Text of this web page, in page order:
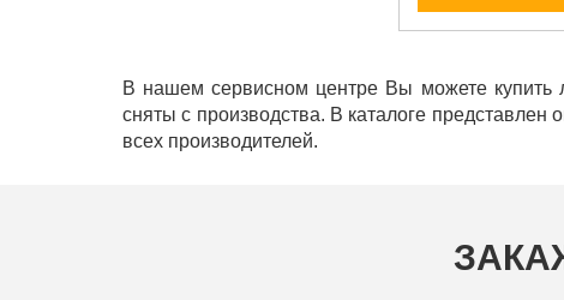
В нашем сервисном центре Вы можете купить
сняты с производства. В каталоге
всех производителей.